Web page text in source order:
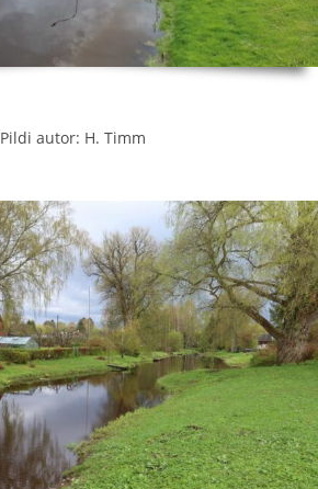
Pildi autor: H. Timm